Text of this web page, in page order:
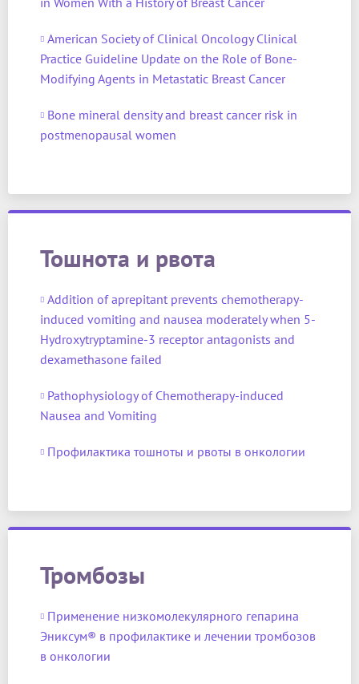
American Society of Clinical Oncology Clinical
Practice Guideline Update on the Role of Bone-
Modifying Agents in Metastatic Breast Cancer
Bone mineral density and breast cancer risk in
postmenopausal women
Тошнота и рвота
Addition of aprepitant prevents chemotherapy-
induced vomiting and nausea moderately when 5-
Hydroxytryptamine-3 receptor antagonists and
dexamethasone failed
Pathophysiology of Chemotherapy-induced
Nausea and Vomiting
Профилактика тошноты и рвоты в онкологии
Тромбозы
Применение низкомолекулярного гепарина
Эниксум® в профилактике и лечении тромбозов
в онкологии